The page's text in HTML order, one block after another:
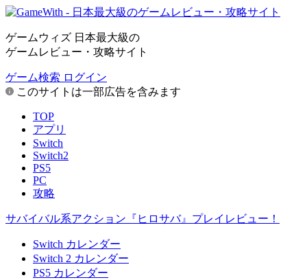
ゲームウィズ 日本最大級の
ゲームレビュー・攻略サイト
ゲーム検索 ログイン
このサイトは一部広告を含みます
TOP
アプリ
Switch
Switch2
PS5
PC
攻略
サバイバル系アクション『ヒロサバ』プレイレビュー！
Switch カレンダー
Switch 2 カレンダー
PS5 カレンダー